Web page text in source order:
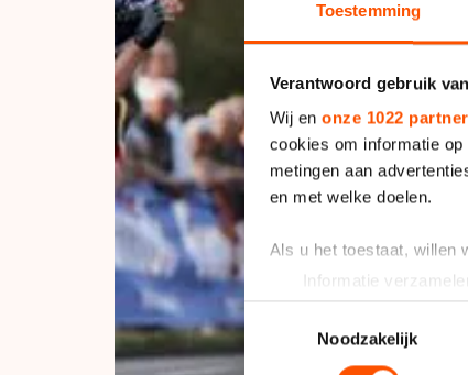
Toestemming
Verantwoord gebruik
Wij en onze 1022
cookies om informatie
metingen aan
en met welke doelen.
Als u het toestaat, willen
Informatie
Uw apparaat
Lees meer over hoe uw
toestemming op elk
Toestemmingsselectie
Noodzakelijk